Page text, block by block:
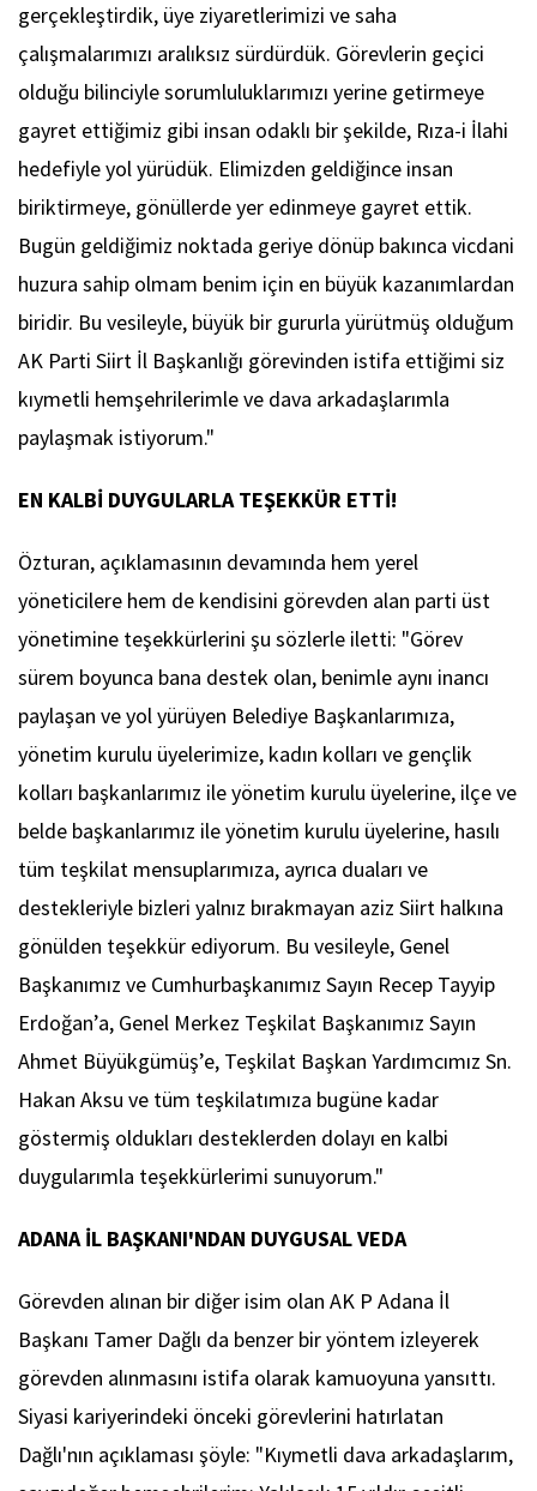
gerçekleştirdik, üye ziyaretlerimizi ve saha
çalışmalarımızı aralıksız sürdürdük. Görevlerin geçici
olduğu bilinciyle sorumluluklarımızı yerine getirmeye
gayret ettiğimiz gibi insan odaklı bir şekilde, Rıza-i İlahi
hedefiyle yol yürüdük. Elimizden geldiğince insan
biriktirmeye, gönüllerde yer edinmeye gayret ettik.
Bugün geldiğimiz noktada geriye dönüp bakınca vicdani
huzura sahip olmam benim için en büyük kazanımlardan
biridir. Bu vesileyle, büyük bir gururla yürütmüş olduğum
AK Parti Siirt İl Başkanlığı görevinden istifa ettiğimi siz
kıymetli hemşehrilerimle ve dava arkadaşlarımla
paylaşmak istiyorum."
EN KALBİ DUYGULARLA TEŞEKKÜR ETTİ!
Özturan, açıklamasının devamında hem yerel
yöneticilere hem de kendisini görevden alan parti üst
yönetimine teşekkürlerini şu sözlerle iletti: "Görev
sürem boyunca bana destek olan, benimle aynı inancı
paylaşan ve yol yürüyen Belediye Başkanlarımıza,
yönetim kurulu üyelerimize, kadın kolları ve gençlik
kolları başkanlarımız ile yönetim kurulu üyelerine, ilçe ve
belde başkanlarımız ile yönetim kurulu üyelerine, hasılı
tüm teşkilat mensuplarımıza, ayrıca duaları ve
destekleriyle bizleri yalnız bırakmayan aziz Siirt halkına
gönülden teşekkür ediyorum. Bu vesileyle, Genel
Başkanımız ve Cumhurbaşkanımız Sayın Recep Tayyip
Erdoğan’a, Genel Merkez Teşkilat Başkanımız Sayın
Ahmet Büyükgümüş’e, Teşkilat Başkan Yardımcımız Sn.
Hakan Aksu ve tüm teşkilatımıza bugüne kadar
göstermiş oldukları desteklerden dolayı en kalbi
duygularımla teşekkürlerimi sunuyorum."
ADANA İL BAŞKANI'NDAN DUYGUSAL VEDA
Görevden alınan bir diğer isim olan AK P Adana İl
Başkanı Tamer Dağlı da benzer bir yöntem izleyerek
görevden alınmasını istifa olarak kamuoyuna yansıttı.
Siyasi kariyerindeki önceki görevlerini hatırlatan
Dağlı'nın açıklaması şöyle: "Kıymetli dava arkadaşlarım,